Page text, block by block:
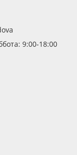
9:00-18:00